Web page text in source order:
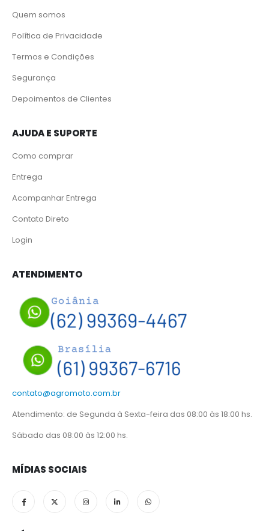
Quem somos
Política de Privacidade
Termos e Condições
Segurança
Depoimentos de Clientes
AJUDA E SUPORTE
Como comprar
Entrega
Acompanhar Entrega
Contato Direto
Login
ATENDIMENTO
contato@agromoto.com.br
Atendimento: de Segunda à Sexta-feira das 08:00 às 18:00 hs.
Sábado das 08:00 às 12:00 hs.
MÍDIAS SOCIAIS